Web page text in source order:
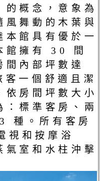
的概念，意象為
風舞動的木葉與
本館具有優於一
館擁有 30 間
間內部坪數達
一個舒適且潔
依房間坪數大小
：標準客房、兩
種。所有客房
視和按摩浴
氣室和水柱沖擊